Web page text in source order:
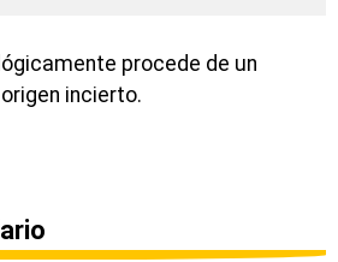
procede de un
incierto.